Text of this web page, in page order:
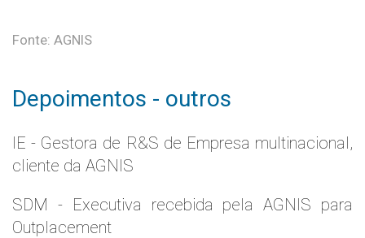
Fonte: AGNIS
Depoimentos - outros
IE - Gestora de R&S de Empresa multinacional,
cliente da AGNIS
SDM - Executiva recebida pela AGNIS para
Outplacement